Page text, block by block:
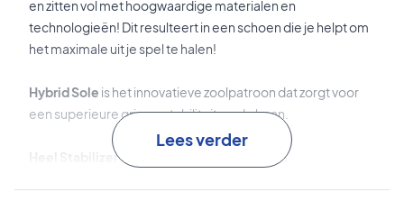
en zitten vol met hoogwaardige materialen en
technologieën! Dit resulteert in een schoen die je helpt om
het maximale uit je spel te halen!
Hybrid Sole is het innovatieve zoolpatroon dat zorgt voor
een superieure grip en stabiliteit op de baan.
Heel Stabilizeris de hielstabilisator die extra
Lees verder